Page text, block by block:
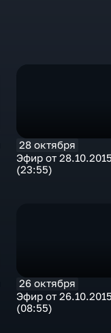
28 октября
Эфир от
(23:55)
26 октября
Эфир от
(08:55)